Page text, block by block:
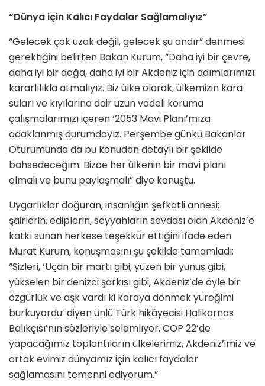
“Dünya için Kalıcı Faydalar Sağlamalıyız”
“Gelecek çok uzak değil, gelecek şu andır” denmesi
gerektiğini belirten Bakan Kurum, “Daha iyi bir çevre,
daha iyi bir doğa, daha iyi bir Akdeniz için adımlarımızı
kararlılıkla atmalıyız. Biz ülke olarak, ülkemizin kara
suları ve kıyılarına dair uzun vadeli koruma
çalışmalarımızı içeren ‘2053 Mavi Planı’mıza
odaklanmış durumdayız. Perşembe günkü Bakanlar
Oturumunda da bu konudan detaylı bir şekilde
bahsedeceğim. Bizce her ülkenin bir mavi planı
olmalı ve bunu paylaşmalı” diye konuştu.
Uygarlıklar doğuran, insanlığın şefkatli annesi;
şairlerin, ediplerin, seyyahların sevdası olan Akdeniz’e
katkı sunan herkese teşekkür ettiğini ifade eden
Murat Kurum, konuşmasını şu şekilde tamamladı:
“Sizleri, ‘Uçan bir martı gibi, yüzen bir yunus gibi,
yükselen bir denizci şarkısı gibi, Akdeniz’de öyle bir
özgürlük ve aşk vardı ki karaya dönmek yüreğimi
burkuyordu’ diyen ünlü Türk hikâyecisi Halikarnas
Balıkçısı’nın sözleriyle selamlıyor, COP 22’de
yapacağımız toplantıların ülkelerimiz, Akdeniz’imiz ve
ortak evimiz dünyamız için kalıcı faydalar
sağlamasını temenni ediyorum.”